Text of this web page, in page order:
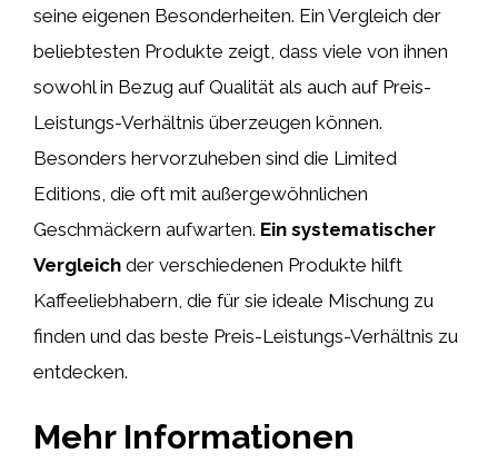
seine eigenen Besonderheiten. Ein Vergleich der
beliebtesten Produkte zeigt, dass viele von ihnen
sowohl in Bezug auf Qualität als auch auf Preis-
Leistungs-Verhältnis überzeugen können.
Besonders hervorzuheben sind die Limited
Editions, die oft mit außergewöhnlichen
Geschmäckern aufwarten. Ein systematischer
Vergleich der verschiedenen Produkte hilft
Kaffeeliebhabern, die für sie ideale Mischung zu
finden und das beste Preis-Leistungs-Verhältnis zu
entdecken.
Mehr Informationen